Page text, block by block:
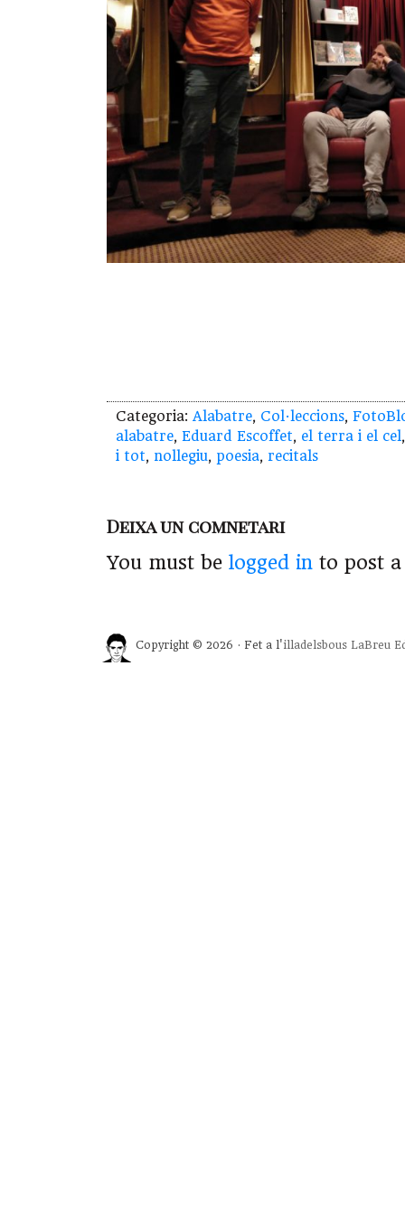
Categoria: Alabatre, Col·leccions,
alabatre, Eduard Escoffet, el terra i el cel
i tot, nollegiu, poesia, recitals
Deixa un comnetari
You must be logged in to post
Copyright © 2026 · Fet a l'illadelsbous LaBreu